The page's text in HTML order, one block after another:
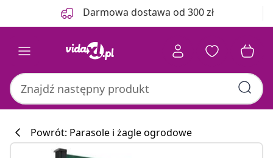
Darmowa dostawa od 300 zł
Powrót: Parasole i żagle ogrodowe